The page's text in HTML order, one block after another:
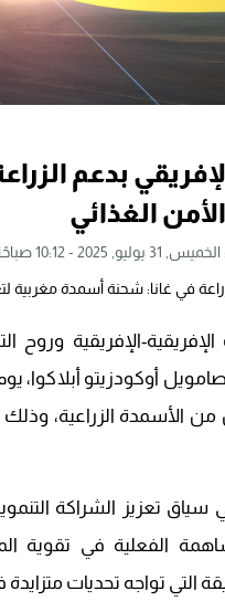
بدعم
الغذائي
الخميس, 31 يوليو, 2025 - 10:12 صباحًا
الإفريقية وروح
صامويل أوكودزيتو
من الأسمدة الزراعية،
تعزيز الشراكة
الفعلية في تقوية
التي تواجه تحديات